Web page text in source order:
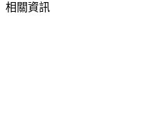
相關資訊